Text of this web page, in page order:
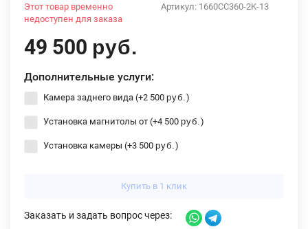
Артикул: 1660CC360-2K-13
Этот товар временно
недоступен для заказа
49 500 руб.
Дополнительные услуги:
Камера заднего вида (+2 500 руб. )
Установка магнитолы от (+4 500 руб. )
Установка камеры (+3 500 руб. )
Купить в 1 клик
Заказать и задать вопрос через: